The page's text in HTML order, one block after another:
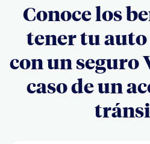
Conoce los
tener tu
con un seguro
caso de un